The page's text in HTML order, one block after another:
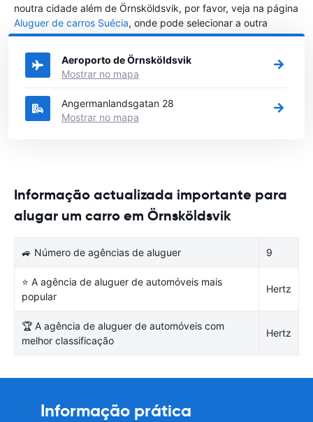
noutra cidade além de Örnsköldsvik, por favor, veja na página
Aluguer de carros Suécia, onde pode selecionar a outra
cidade em Suécia que gostaria de alugar um carro
Aeroporto de Örnsköldsvik
Mostrar no mapa
Angermanlandsgatan 28
Mostrar no mapa
Informação actualizada importante para
alugar um carro em Örnsköldsvik
🚙 Número de agências de aluguer 9
⭐ A agência de aluguer de automóveis mais
popular
Hertz
🏆 A agência de aluguer de automóveis com
melhor classificação
Hertz
Informação prática